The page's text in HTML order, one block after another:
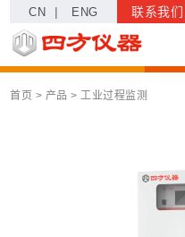
CN | ENG 联系我们
首页 > 产品 > 工业过程监测